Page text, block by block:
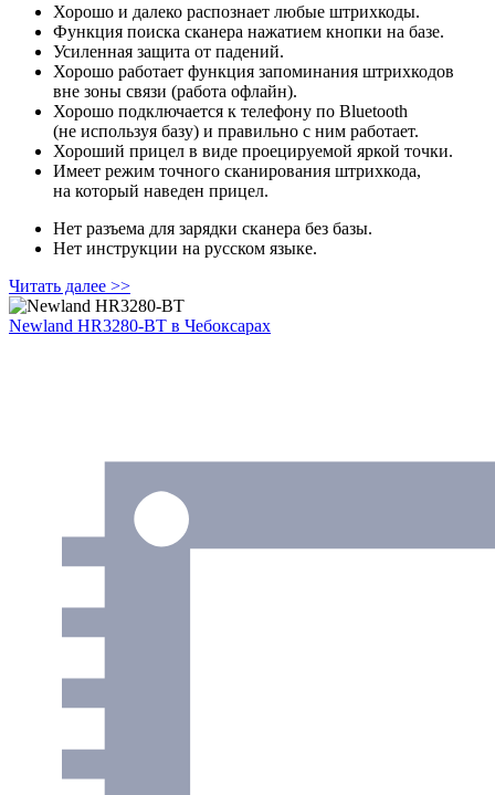
Хорошо и далеко распознает любые штрихкоды.
Функция поиска сканера нажатием кнопки на базе.
Усиленная защита от падений.
Хорошо работает функция запоминания штрихкодов
вне зоны связи (работа офлайн).
Хорошо подключается к телефону по Bluetooth
(не используя базу) и правильно с ним работает.
Хороший прицел в виде проецируемой яркой точки.
Имеет режим точного сканирования штрихкода,
на который наведен прицел.
Нет разъема для зарядки сканера без базы.
Нет инструкции на русском языке.
Читать далее >>
Newland HR3280-BT в Чебоксарах